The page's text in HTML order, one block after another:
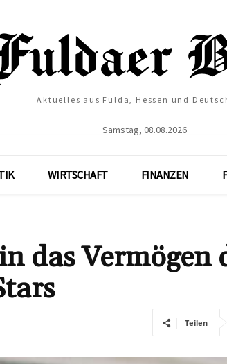
Aktuelles aus Fulda, Hessen und
Samstag, 08.08.2026
WIRTSCHAFT FINANZEN
das Vermögen
Teilen